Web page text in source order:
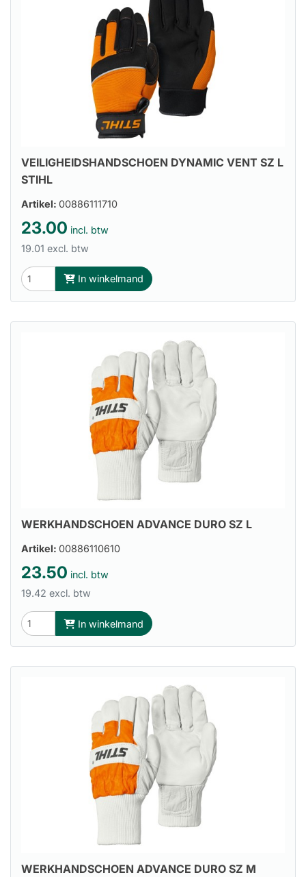
VEILIGHEIDSHANDSCHOEN DYNAMIC VENT SZ L
STIHL
Artikel: 00886111710
23.00 incl. btw
19.01 excl. btw
In winkelmand
WERKHANDSCHOEN ADVANCE DURO SZ L
Artikel: 00886110610
23.50 incl. btw
19.42 excl. btw
In winkelmand
WERKHANDSCHOEN ADVANCE DURO SZ M